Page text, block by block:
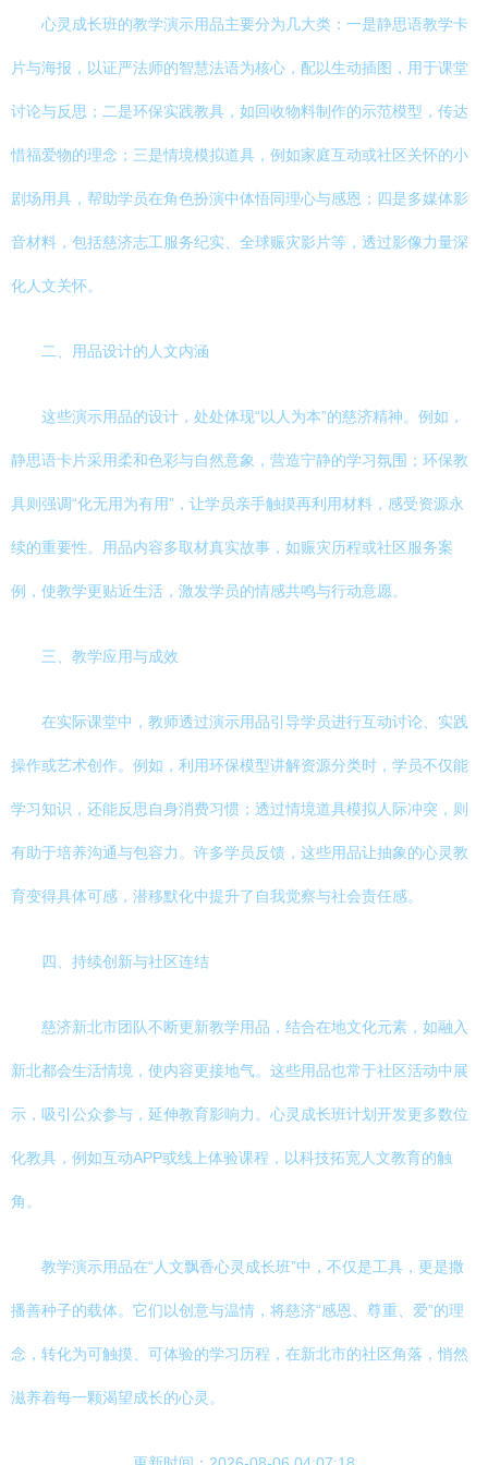
心灵成长班的教学演示用品主要分为几大类：一是静思语教学卡
片与海报，以证严法师的智慧法语为核心，配以生动插图，用于课堂
讨论与反思；二是环保实践教具，如回收物料制作的示范模型，传达
惜福爱物的理念；三是情境模拟道具，例如家庭互动或社区关怀的小
剧场用具，帮助学员在角色扮演中体悟同理心与感恩；四是多媒体影
音材料，包括慈济志工服务纪实、全球赈灾影片等，透过影像力量深
化人文关怀。
二、用品设计的人文内涵
这些演示用品的设计，处处体现“以人为本”的慈济精神。例如，
静思语卡片采用柔和色彩与自然意象，营造宁静的学习氛围；环保教
具则强调“化无用为有用”，让学员亲手触摸再利用材料，感受资源永
续的重要性。用品内容多取材真实故事，如赈灾历程或社区服务案
例，使教学更贴近生活，激发学员的情感共鸣与行动意愿。
三、教学应用与成效
在实际课堂中，教师透过演示用品引导学员进行互动讨论、实践
操作或艺术创作。例如，利用环保模型讲解资源分类时，学员不仅能
学习知识，还能反思自身消费习惯；透过情境道具模拟人际冲突，则
有助于培养沟通与包容力。许多学员反馈，这些用品让抽象的心灵教
育变得具体可感，潜移默化中提升了自我觉察与社会责任感。
四、持续创新与社区连结
慈济新北市团队不断更新教学用品，结合在地文化元素，如融入
新北都会生活情境，使内容更接地气。这些用品也常于社区活动中展
示，吸引公众参与，延伸教育影响力。心灵成长班计划开发更多数位
化教具，例如互动APP或线上体验课程，以科技拓宽人文教育的触
角。
教学演示用品在“人文飘香心灵成长班”中，不仅是工具，更是撒
播善种子的载体。它们以创意与温情，将慈济“感恩、尊重、爱”的理
念，转化为可触摸、可体验的学习历程，在新北市的社区角落，悄然
滋养着每一颗渴望成长的心灵。